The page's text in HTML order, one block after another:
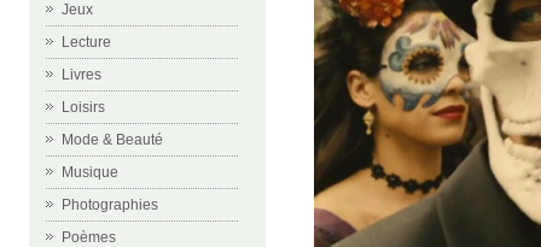
Jeux
Lecture
Livres
Loisirs
Mode & Beauté
Musique
Photographies
Poèmes